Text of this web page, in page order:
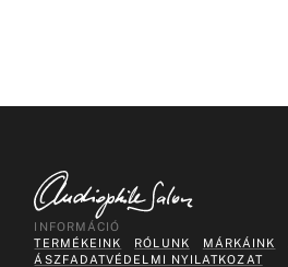
INFORMÁCIÓ
TERMÉKEINK
RÓLUNK MÁRKÁINK
ÁSZFADATVÉDELMI NYILATKOZAT